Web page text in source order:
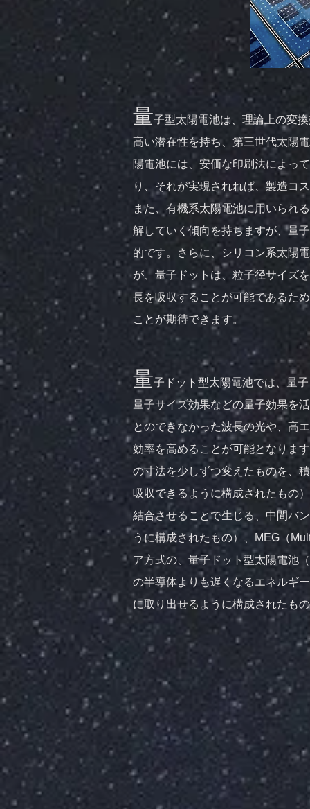
量子型太陽電池は、理論上の変
高い潜在性を持ち、第三世代太陽
陽電池には、安価な印刷法によっ
り、それが実現されれば、製造コ
また、有機系太陽電池に用いられ
解していく傾向を持ちますが、量
的です。さらに、シリコン系太陽
が、量子ドットは、粒子径サイズ
長を吸収することが可能であるた
ことが期待できます。
量子ドット型太陽電池では、量
量子サイズ効果などの量子効果を
とのできなかった波長の光や、高
効率を高めることが可能となりま
の寸法を少しずつ変えたものを、
吸収できるように構成されたもの
結合させることで生じる、中間バ
うに構成されたもの）、MEG（
ア方式の、量子ドット型太陽電池
の半導体よりも遅くなるエネルギ
に取り出せるように構成されたも